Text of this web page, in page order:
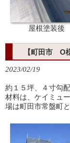
屋根塗装後
【町田市 O
2023/02/19
約１５坪、４寸勾
材料は、ケイミュ
場は町田市常盤町と